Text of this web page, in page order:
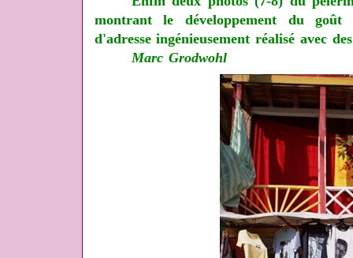
montrant le développement du
d'adresse ingénieusement réalisé avec
Marc Grodwohl